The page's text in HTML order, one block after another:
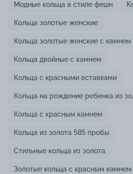
Модные кольца в стиле фешн
Кольца золотые женские
Кольца золотые женские с камнем
Кольца двойные с камнем
Кольца с красными вставками
Кольца на рождение ребенка из
Кольца с красным камнем
Кольца из золота 585 пробы
Стильные кольца из золота
Золотые кольца с красным камнем